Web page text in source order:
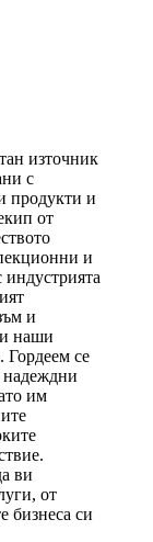
източник
с
продукти и
от
и
и
наши
Гордеем се
надеждни
им
ви
от
бизнеса си